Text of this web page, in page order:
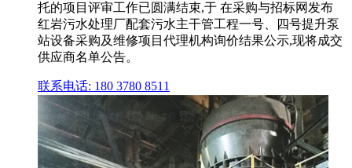
托的项目评审工作已圆满结束,于 在采购与招标网发布
红岩污水处理厂配套污水主干管工程一号、四号提升泵
站设备采购及维修项目代理机构询价结果公示,现将成交
供应商名单公告。
联系电话: 180 3780 8511